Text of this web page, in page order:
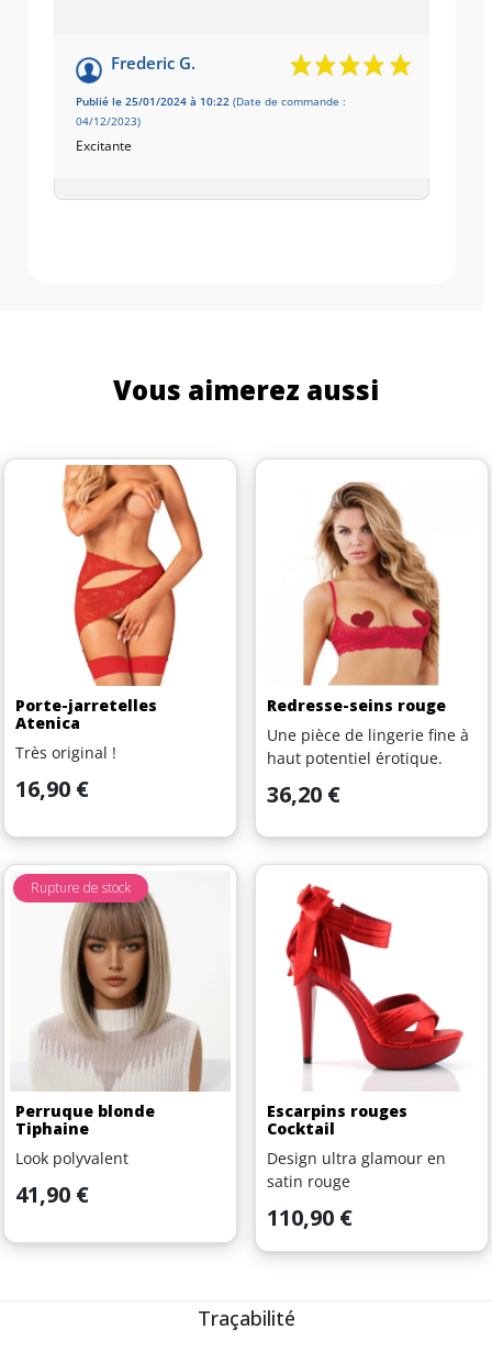
Frederic G.
Publié le 25/01/2024 à 10:22 (Date de commande :
04/12/2023)
Excitante
Vous aimerez aussi
Porte-jarretelles
Atenica
Très original !
Prix
16,90 €
Redresse-seins rouge
Une pièce de lingerie fine à
haut potentiel érotique.
Prix
36,20 €
Perruque blonde
Tiphaine
Look polyvalent
Prix
41,90 €
Rupture de stock
Escarpins rouges
Cocktail
Design ultra glamour en
satin rouge
Prix
110,90 €
Traçabilité